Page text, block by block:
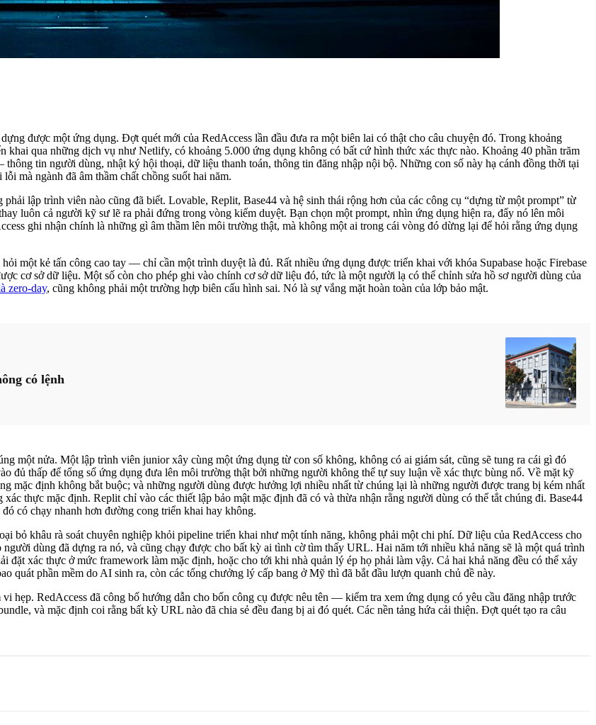
được một ứng dụng. Đợt quét mới của RedAccess lần đầu đưa ra một biên lai có thật cho câu chuyện đó. Trong khoảng
qua những dịch vụ như Netlify, có khoảng 5.000 ứng dụng không có bất cứ hình thức xác thực nào. Khoảng 40 phần trăm
tin người dùng, nhật ký hội thoại, dữ liệu thanh toán, thông tin đăng nhập nội bộ. Những con số này hạ cánh đồng thời tại
mà ngành đã âm thầm chất chồng suốt hai năm.
lập trình viên nào cũng đã biết. Lovable, Replit, Base44 và hệ sinh thái rộng hơn của các công cụ “dựng từ một prompt” từ
luôn cả người kỹ sư lẽ ra phải đứng trong vòng kiểm duyệt. Bạn chọn một prompt, nhìn ứng dụng hiện ra, đẩy nó lên môi
ghi nhận chính là những gì âm thầm lên môi trường thật, mà không một ai trong cái vòng đó dừng lại để hỏi rằng ứng dụng
một kẻ tấn công cao tay — chỉ cần một trình duyệt là đủ. Rất nhiều ứng dụng được triển khai với khóa Supabase hoặc Firebase
cơ sở dữ liệu. Một số còn cho phép ghi vào chính cơ sở dữ liệu đó, tức là một người lạ có thể chỉnh sửa hồ sơ người dùng của
zero-day, cũng không phải một trường hợp biên cấu hình sai. Nó là sự vắng mặt hoàn toàn của lớp bảo mật.
có lệnh
một nửa. Một lập trình viên junior xây cùng một ứng dụng từ con số không, không có ai giám sát, cũng sẽ tung ra cái gì đó
đủ thấp để tổng số ứng dụng đưa lên môi trường thật bởi những người không thể tự suy luận về xác thực bùng nổ. Về mặt kỹ
mặc định không bắt buộc; và những người dùng được hưởng lợi nhiều nhất từ chúng lại là những người được trang bị kém nhất
thực mặc định. Replit chỉ vào các thiết lập bảo mật mặc định đã có và thừa nhận rằng người dùng có thể tắt chúng đi. Base44
có chạy nhanh hơn đường cong triển khai hay không.
bỏ khâu rà soát chuyên nghiệp khỏi pipeline triển khai như một tính năng, không phải một chi phí. Dữ liệu của RedAccess cho
dùng đã dựng ra nó, và cũng chạy được cho bất kỳ ai tình cờ tìm thấy URL. Hai năm tới nhiều khả năng sẽ là một quá trình
đặt xác thực ở mức framework làm mặc định, hoặc cho tới khi nhà quản lý ép họ phải làm vậy. Cả hai khả năng đều có thể xảy
quát phần mềm do AI sinh ra, còn các tổng chưởng lý cấp bang ở Mỹ thì đã bắt đầu lượn quanh chủ đề này.
hẹp. RedAccess đã công bố hướng dẫn cho bốn công cụ được nêu tên — kiểm tra xem ứng dụng có yêu cầu đăng nhập trước
và mặc định coi rằng bất kỳ URL nào đã chia sẻ đều đang bị ai đó quét. Các nền tảng hứa cải thiện. Đợt quét tạo ra câu